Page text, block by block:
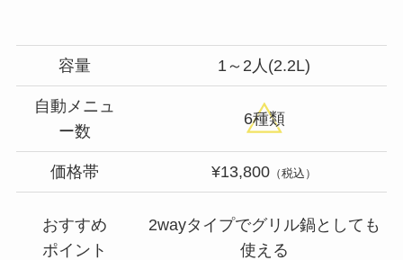
容量 1～2人(2.2L)
自動メニュ
ー数
6種類
価格帯 ¥13,800 （税込）
おすすめ
ポイント
2wayタイプでグリル鍋としても
使える